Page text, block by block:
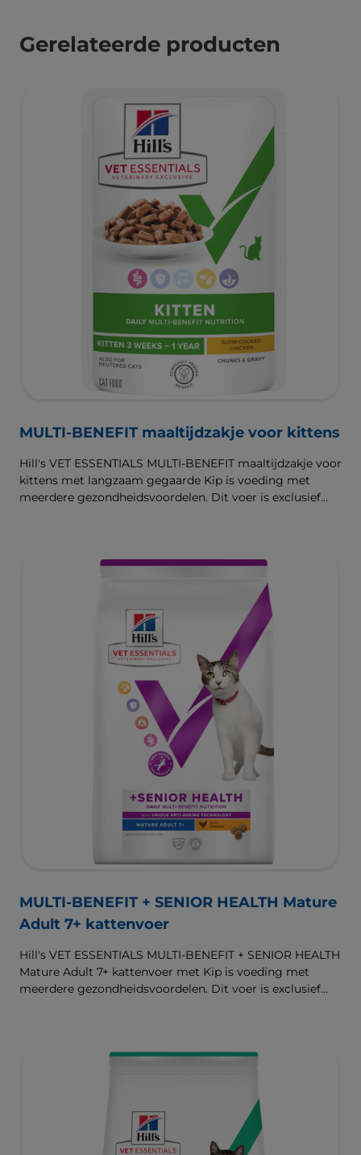
Gerelateerde producten
MULTI-BENEFIT maaltijdzakje voor kittens
Hill's VET ESSENTIALS MULTI-BENEFIT maaltijdzakje voor
kittens met langzaam gegaarde Kip is voeding met
meerdere gezondheidsvoordelen. Dit voer is exclusief
vetzuren om de ontwikkeling van de hersenen te
ondersteunen en met antioxidanten ter ondersteuning
van het ontwikkelende immuunsysteem. De beste
ondersteuning voor nu en de toekomst.De
gezondheidsvoordelen van het natvoer zijn vergelijkbaar
met die van ons droogvoer. Natvoer kan helpen om de
vochtinname van je huisdier te verhogen en het is een
goede manier om je kitten meer variatie te bieden, door
natvoer en droogvoer op verschillende manieren te
MULTI-BENEFIT + SENIOR HEALTH Mature
Adult 7+ kattenvoer
Hill's VET ESSENTIALS MULTI-BENEFIT + SENIOR HEALTH
Mature Adult 7+ kattenvoer met Kip is voeding met
meerdere gezondheidsvoordelen. Dit voer is exclusief
verouderingsmix die gezonde hersenen en de vitaliteit